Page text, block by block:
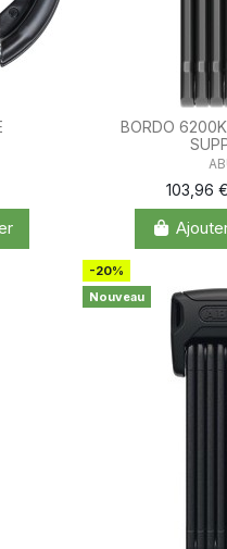
BORDO
103,96
-20%
Nouveau